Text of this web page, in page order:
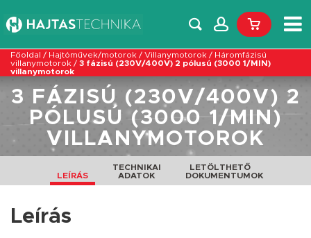
Főoldal / Hajtóművek/motorok / Villanymotorok / Háromfázisú
villanymotorok / 3 fázisú (230V/400V) 2 pólusú (3000 1/MIN)
villanymotorok
3 FÁZISÚ (230V/400V) 2
PÓLUSÚ (3000 1/MIN)
VILLANYMOTOROK
LEÍRÁS
TECHNIKAI
ADATOK
LETÖLTHETŐ
DOKUMENTUMOK
Leírás